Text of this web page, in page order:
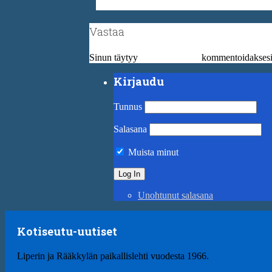
Vastaa
Sinun täytyy
Kirjaudu
Tunnus
Salasana
Muista minut
Unohtunut salasana
Kotiseutu-uutiset
Liperin ja Rääkkylän paikallislehti vuodesta 1966.